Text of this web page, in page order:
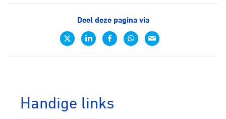
Deel deze pagina via
Handige links